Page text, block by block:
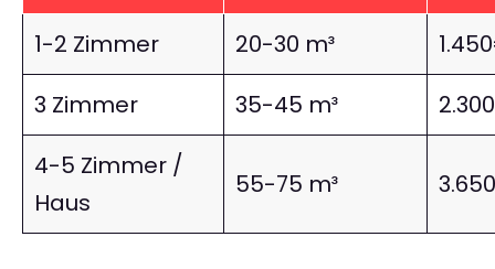
1-2 Zimmer 20-30 m³
3 Zimmer
35-45 m³
4-5 Zimmer /
Haus
55-75 m³